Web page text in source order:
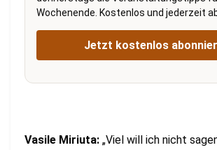
Wochenende. Kostenlos und jederzeit
Jetzt kostenlos
Vasile Miriuta: „Viel will ich nicht